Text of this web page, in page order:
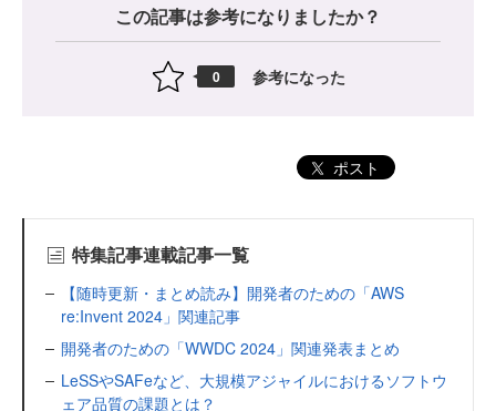
この記事は参考になりましたか？
0 参考になった
ポスト
特集記事連載記事一覧
【随時更新・まとめ読み】開発者のための「AWS
re:Invent 2024」関連記事
開発者のための「WWDC 2024」関連発表まとめ
LeSSやSAFeなど、大規模アジャイルにおけるソフトウ
ェア品質の課題とは？